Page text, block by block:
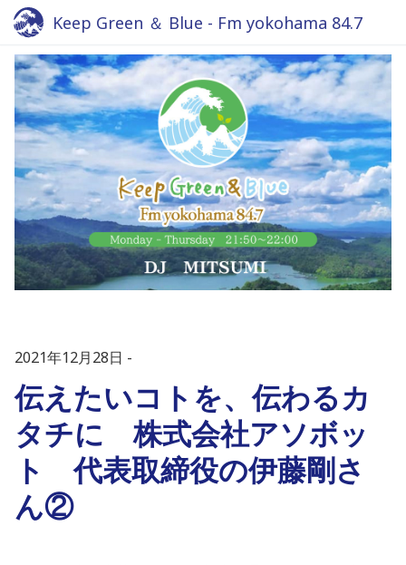
Keep Green ＆ Blue - Fm yokohama 84.7
2021年12月28日
伝えたいコトを、伝わるカ
タチに 株式会社アソボッ
ト 代表取締役の伊藤剛さ
ん②